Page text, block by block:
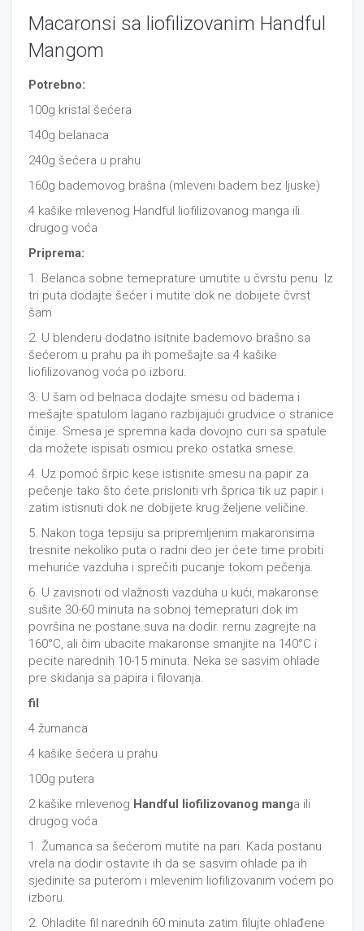
Macaronsi sa liofilizovanim Handful
Mangom
Potrebno:
100g kristal šećera
140g belanaca
240g šećera u prahu
160g bademovog brašna (mleveni badem bez ljuske)
4 kašike mlevenog Handful liofilizovanog manga ili
drugog voća
Priprema:
1. Belanca sobne temeprature umutite u čvrstu penu. Iz
tri puta dodajte šećer i mutite dok ne dobijete čvrst
šam
2. U blenderu dodatno isitnite bademovo brašno sa
šećerom u prahu pa ih pomešajte sa 4 kašike
liofilizovanog voća po izboru.
3. U šam od belnaca dodajte smesu od badema i
mešajte spatulom lagano razbijajući grudvice o stranice
činije. Smesa je spremna kada dovojno curi sa spatule
da možete ispisati osmicu preko ostatka smese.
4. Uz pomoć šrpic kese istisnite smesu na papir za
pečenje tako što ćete prisloniti vrh šprica tik uz papir i
zatim istisnuti dok ne dobijete krug željene veličine.
5. Nakon toga tepsiju sa pripremljenim makaronsima
tresnite nekoliko puta o radni deo jer ćete time probiti
mehuriće vazduha i sprečiti pucanje tokom pečenja.
6. U zavisnoti od vlažnosti vazduha u kući, makaronse
sušite 30-60 minuta na sobnoj temepraturi dok im
površina ne postane suva na dodir. rernu zagrejte na
160°C, ali čim ubacite makaronse smanjite na 140°C i
pecite narednih 10-15 minuta. Neka se sasvim ohlade
pre skidanja sa papira i filovanja.
fil
4 žumanca
4 kašike šećera u prahu
100g putera
2 kašike mlevenog Handful liofilizovanog manga ili
drugog voća
1. Žumanca sa šećerom mutite na pari. Kada postanu
vrela na dodir ostavite ih da se sasvim ohlade pa ih
sjedinite sa puterom i mlevenim liofilizovanim voćem po
izboru.
2. Ohladite fil narednih 60 minuta zatim filujte ohlađene